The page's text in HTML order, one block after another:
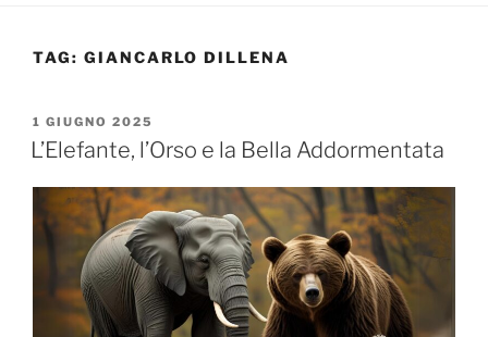
TAG: GIANCARLO DILLENA
PUBBLICATO
IL
1 GIUGNO 2025
L’Elefante, l’Orso e la Bella Addormentata